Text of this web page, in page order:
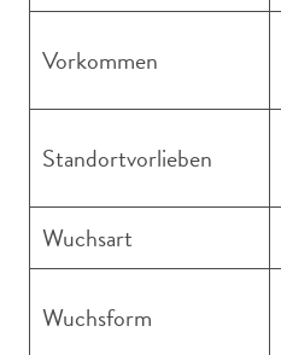
Vorkommen
Standortvorlieben
Wuchsart
Wuchsform